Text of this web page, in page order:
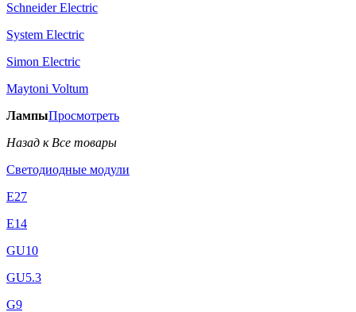
Schneider Electric
System Electric
Simon Electric
Maytoni Voltum
ЛампыПросмотреть
Назад к Все товары
Светодиодные модули
E27
E14
GU10
GU5.3
G9